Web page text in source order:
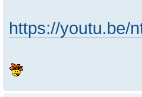
https://youtu.be/